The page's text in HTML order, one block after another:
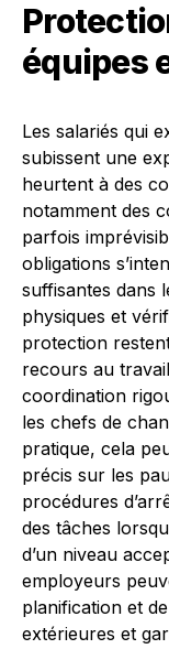
équipes
Les salariés qui
subissent une
heurtent à des
notamment des
parfois
obligations
suffisantes dans
physiques et
protection
recours au
coordination
les chefs de
pratique, cela
précis sur les
procédures
des tâches
d’un niveau
employeurs
planification et
extérieures et